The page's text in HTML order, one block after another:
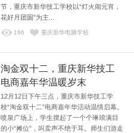
节，重庆市新华技工学校以“灯火闹元宵，
花好月团圆”为主...
166 重庆新华电脑学校
淘金双十二，重庆新华技工
电商嘉年华温暖岁末
12月12日下午三点，重庆市新华技工学
校“淘金双十二”电商嘉年华活动温情启幕。
喷泉广场上，学生摆起了一个个琳琅满目
的小“摊位”，叫卖声不绝于耳。师生们游走